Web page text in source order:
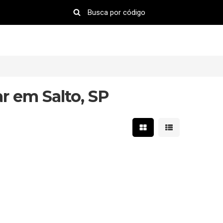
em Salto, SP
Mostrar resultados em
Mostrar